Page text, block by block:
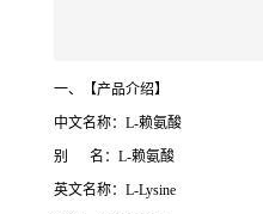
一、【产品介绍】
中文名称：L-赖氨酸
别 名：L-赖氨酸
英文名称：L-Lysine